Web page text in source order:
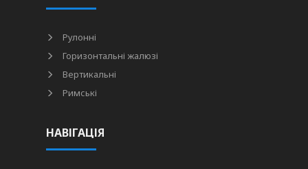
Рулонні
Горизонтальні жалюзі
Вертикальні
Римські
НАВІГАЦІЯ